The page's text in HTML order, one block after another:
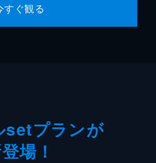
すぐ観る
setプランが
場！